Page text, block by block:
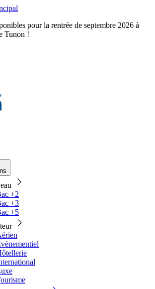
pour la rentrée de septembre 2026 à
Tunon !
+2
+3
+5